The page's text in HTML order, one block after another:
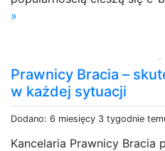
»
Prawnicy Bracia –
w każdej sytuacji
Dodano: 6 miesięcy 3 tygodnie
Kancelaria Prawnicy Bracia